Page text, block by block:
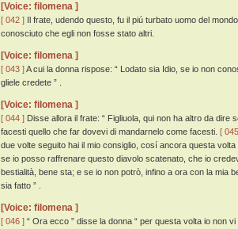
[Voice: filomena ]
[ 042 ] Il frate, udendo questo, fu il piú turbato uomo del
conosciuto che egli non fosse stato altri.
[Voice: filomena ]
[ 043 ]A cui la donna rispose: “ Lodato sia Idio, se io non
gliele credete ” .
[Voice: filomena ]
[ 044 ] Disse allora il frate: “ Figliuola, qui non ha altro da
facesti quello che far dovevi di mandarnelo come facesti. [
due volte seguito hai il mio consiglio, cosí ancora questa
se io posso raffrenare questo diavolo scatenato, che io
bestialità, bene sta; e se io non potrò, infino a ora con la mia
sia fatto ” .
[Voice: filomena ]
[ 046 ] “ Ora ecco ” disse la donna “ per questa volta io non